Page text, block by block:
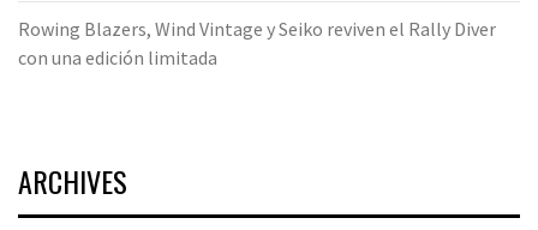
Rowing Blazers, Wind Vintage y Seiko reviven el Rally Diver
con una edición limitada
ARCHIVES